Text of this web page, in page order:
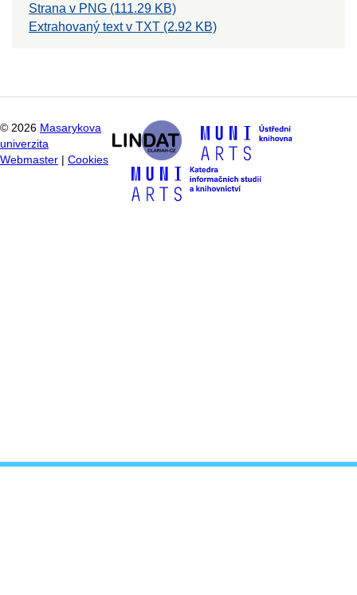
Strana v PNG (111.29 KB)
Extrahovaný text v TXT (2.92 KB)
© 2026 Masarykova
univerzita
Webmaster
Cookies